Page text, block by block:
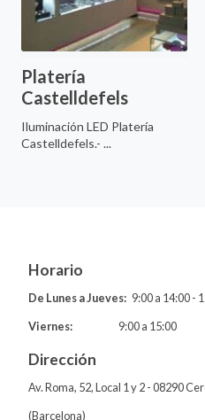
Platería
Castelldefels
Iluminación LED Platería
Castelldefels.- ...
Horario
De Lunes a Jueves: 9:00 a 14:00 -
Viernes: 9:00 a 15:00
Dirección
Av. Roma, 52, Local 1 y 2 - 08290
(Barcelona)